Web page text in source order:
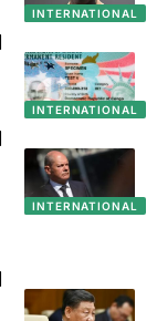
INTERNATIONAL
INTERNATIONAL
INTERNATIONAL